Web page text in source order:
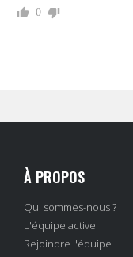
0
À PROPOS
Qui sommes-nous ?
L'équipe active
Rejoindre l'équipe